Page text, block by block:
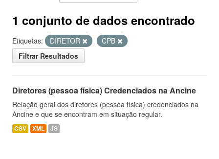
1 conjunto de dados encontrado
Etiquetas: DIRETOR
CPB
Filtrar Resultados
Diretores (pessoa física) Credenciados na Ancine
Relação geral dos diretores (pessoa física) credenciados na
Ancine e que se encontram em situação regular.
CSV XML JS